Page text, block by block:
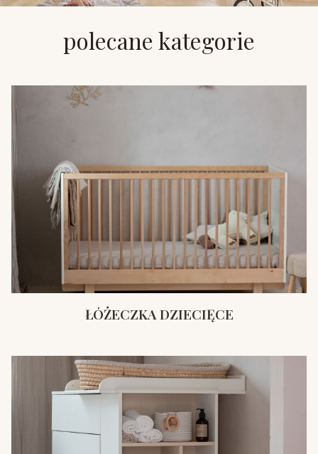
polecane kategorie
ŁÓŻECZKA DZIECIĘCE